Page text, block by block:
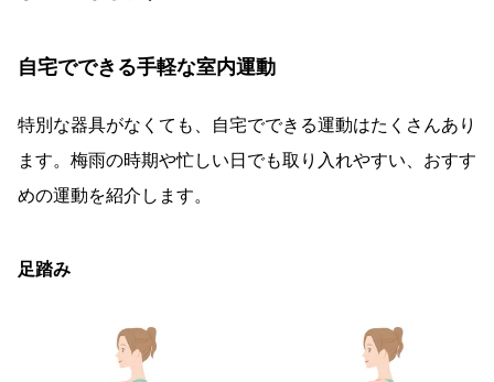
自宅でできる手軽な室内運動
特別な器具がなくても、自宅でできる運動はたくさんあり
ます。梅雨の時期や忙しい日でも取り入れやすい、おすす
めの運動を紹介します。
足踏み